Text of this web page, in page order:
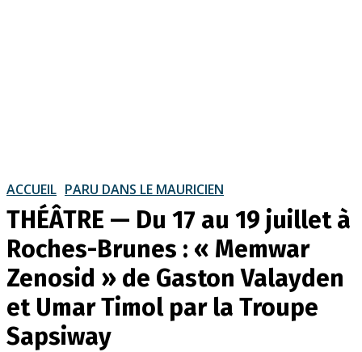
ACCUEIL PARU DANS LE MAURICIEN
THÉÂTRE — Du 17 au 19 juillet à
Roches-Brunes : « Memwar
Zenosid » de Gaston Valayden
et Umar Timol par la Troupe
Sapsiway